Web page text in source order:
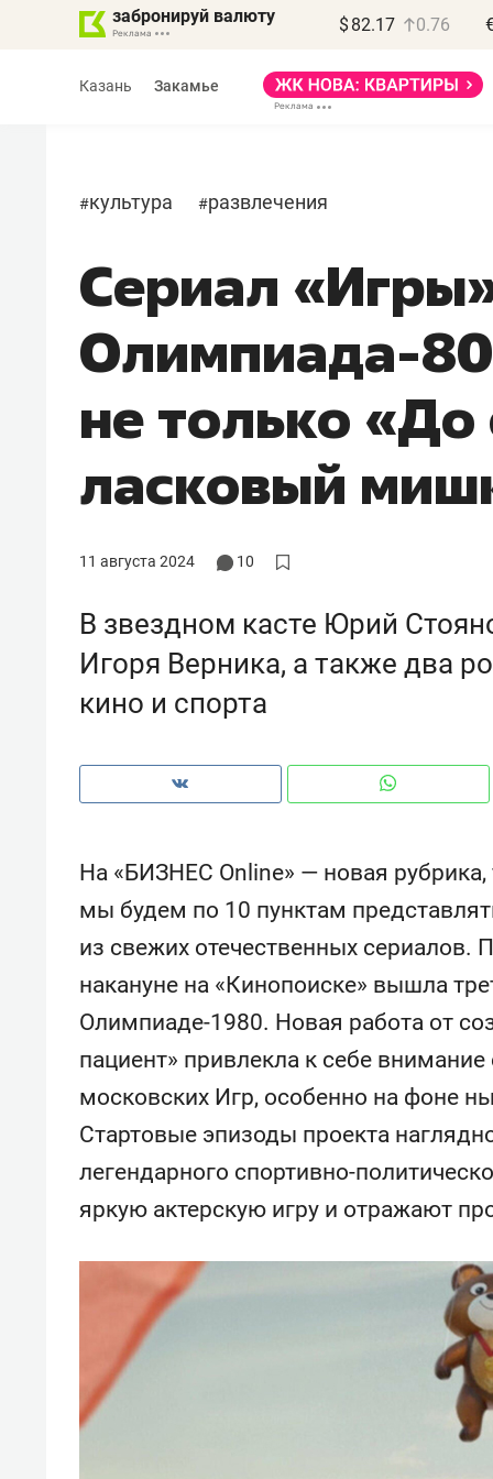
забронируй валюту $ 82.17 0.76
Казань Закамье
#культура #развлечения
Сериал
Олимпиада-
не только
ласковый
11 августа 2024 10
В звездном касте Юрий
Игоря Верника, а также два
кино и спорта
На «БИЗНЕС Online» — новая
мы будем по 10 пунктам
из свежих отечественных сериалов.
накануне на «Кинопоиске» вышла
Олимпиаде-1980. Новая работа от
пациент» привлекла к себе
московских Игр, особенно на фоне
Стартовые эпизоды проекта
легендарного спортивно-
яркую актерскую игру и отражают
Василь Мазитов
МАРТ
«Не зная местных
правил, бизнес может
потерять минимум
Как бизнесу выйти на зарубежные
Оставить шум за волной: как
строят тишину в казанском
ЖК «Заря»
когда
свою